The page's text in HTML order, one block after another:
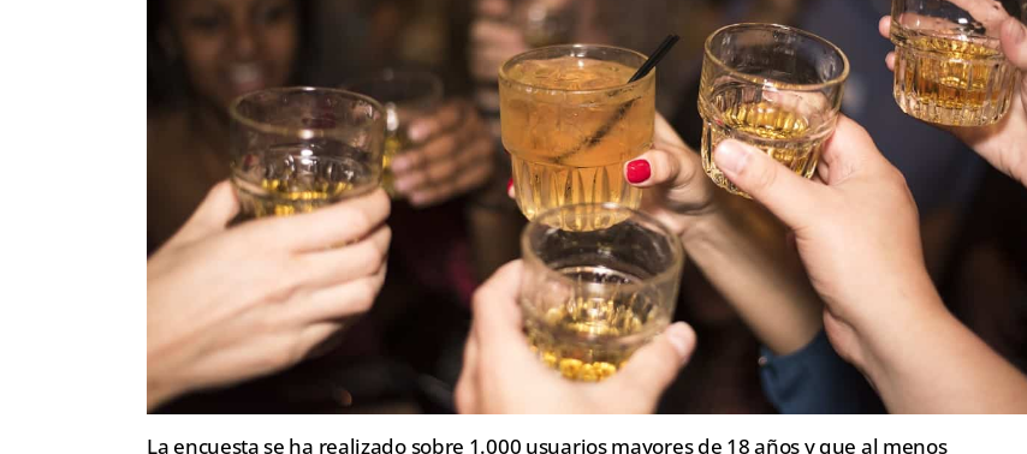
La encuesta se ha realizado sobre 1.000 usuarios mayores de 18 años y que al menos